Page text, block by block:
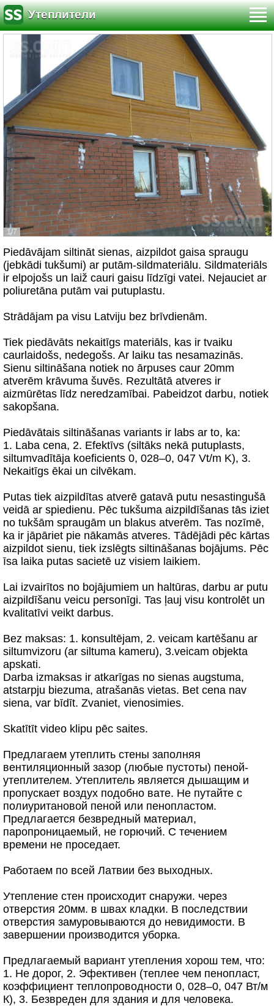
Утеплители
1/7
Piedāvājam siltināt sienas, aizpildot gaisa spraugu
(jebkādi tukšumi) ar putām-sildmateriālu. Sildmateriāls
ir elpojošs un laiž cauri gaisu līdzīgi vatei. Nejauciet ar
poliuretāna putām vai putuplastu.
Strādājam pa visu Latviju bez brīvdienām.
Tiek piedāvāts nekaitīgs materiāls, kas ir tvaiku
caurlaidošs, nedegošs. Ar laiku tas nesamazinās.
Sienu siltināšana notiek no ārpuses caur 20mm
atverēm krāvuma šuvēs. Rezultātā atveres ir
aizmūrētas līdz neredzamībai. Pabeidzot darbu, notiek
sakopšana.
Piedāvātais siltināšanas variants ir labs ar to, ka:
1. Laba cena, 2. Efektīvs (siltāks nekā putuplasts,
siltumvadītāja koeficients 0, 028–0, 047 Vt/m K), 3.
Nekaitīgs ēkai un cilvēkam.
Putas tiek aizpildītas atverē gatavā putu nesastingušā
veidā ar spiedienu. Pēc tukšuma aizpildīšanas tās iziet
no tukšām spraugām un blakus atverēm. Tas nozīmē,
ka ir jāpāriet pie nākamās atveres. Tādējādi pēc kārtas
aizpildot sienu, tiek izslēgts siltināšanas bojājums. Pēc
īsa laika putas sacietē uz visiem laikiem.
Lai izvairītos no bojājumiem un haltūras, darbu ar putu
aizpildīšanu veicu personīgi. Tas ļauj visu kontrolēt un
kvalitatīvi veikt darbus.
Bez maksas: 1. konsultējam, 2. veicam kartēšanu ar
siltumvizoru (ar siltuma kameru), 3.veicam objekta
apskati.
Darba izmaksas ir atkarīgas no sienas augstuma,
atstarpju biezuma, atrašanās vietas. Bet cena nav
siena, var bīdīt. Zvaniet, vienosimies.
Skatītīt video klipu pēc saites.
Предлагаем утеплить стены заполняя
вентиляционный зазор (любые пустоты) пеной-
утеплителем. Утеплитель является дышащим и
пропускает воздух подобно вате. Не путайте с
полиуритановой пеной или пенопластом.
Предлагается безвредный материал,
паропроницаемый, не горючий. С течением
времени не проседает.
Работаем по всей Латвии без выходных.
Утепление стен происходит снаружи. через
отверстия 20мм. в швах кладки. В последствии
отверстия замуровываются до невидимости. В
завершении производится уборка.
Предлагаемый вариант утепления хорош тем, что:
1. Не дорог, 2. Эфективен (теплее чем пенопласт,
коэффициент теплопроводности 0, 028–0, 047 Вт/м
К), 3. Безвреден для здания и для человека.